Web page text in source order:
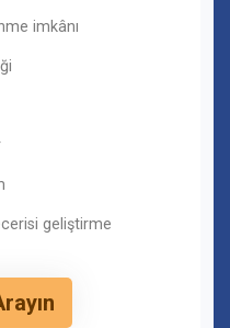
imkânı
geliştirme